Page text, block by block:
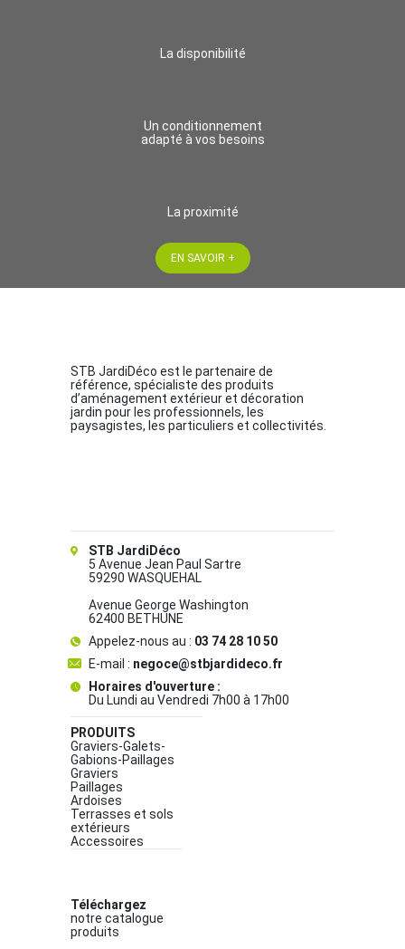
La disponibilité
Un conditionnement
adapté à vos besoins
La proximité
EN SAVOIR +
STB JardiDéco est le partenaire de
référence, spécialiste des produits
d’aménagement extérieur et décoration
jardin pour les professionnels, les
paysagistes, les particuliers et collectivités.
STB JardiDéco
5 Avenue Jean Paul Sartre
59290 WASQUEHAL
Avenue George Washington
62400 BETHUNE
Appelez-nous au : 03 74 28 10 50
E-mail : negoce@stbjardideco.fr
Horaires d'ouverture :
Du Lundi au Vendredi 7h00 à 17h00
PRODUITS
Graviers-Galets-
Gabions-Paillages
Graviers
Paillages
Ardoises
Terrasses et sols
extérieurs
Accessoires
Téléchargez
notre catalogue
produits